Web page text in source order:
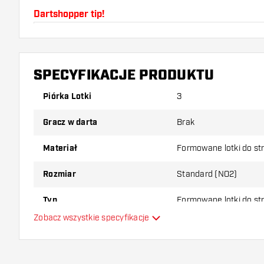
Dartshopper tip!
Upewnij się, że masz pod ręką dużo piórek i
uszkodzone lub złamane w wyniku użytkowania.
który wariant najbardziej Ci odpowiada!
SPECYFIKACJE PRODUKTU
Piórka Lotki 3
Gracz w darta Brak
Materiał Formowane lotki do
Rozmiar Standard (NO2)
Typ Formowane lotki do
Zobacz wszystkie specyfikacje